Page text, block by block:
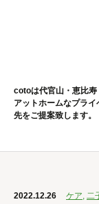
cotoは代官山・恵比寿
アットホームなプラ
先をご提案致します。
2022.12.26 ケア, 二